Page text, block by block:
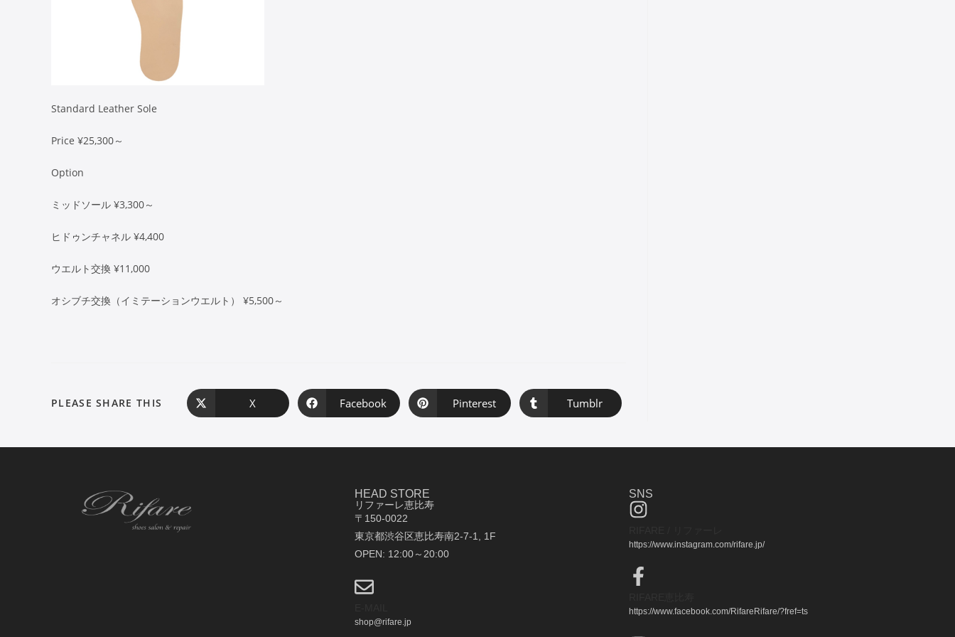
Standard Leather Sole
Price ¥25,300～
Option
ミッドソール ¥3,300～
ヒドゥンチャネル ¥4,400
ウエルト交換 ¥11,000
オシブチ交換（イミテーションウエルト） ¥5,500～
PLEASE SHARE THIS X Facebook Pinterest Tumblr
HEAD STORE
リファーレ恵比寿
〒150-0022
東京都渋谷区恵比寿南2-7-1, 1F
OPEN: 12:00～20:00
shop@rifare.jp
SNS
https://www.instagram.com/rifare.jp/
https://www.facebook.com/RifareRifare/?fref=ts